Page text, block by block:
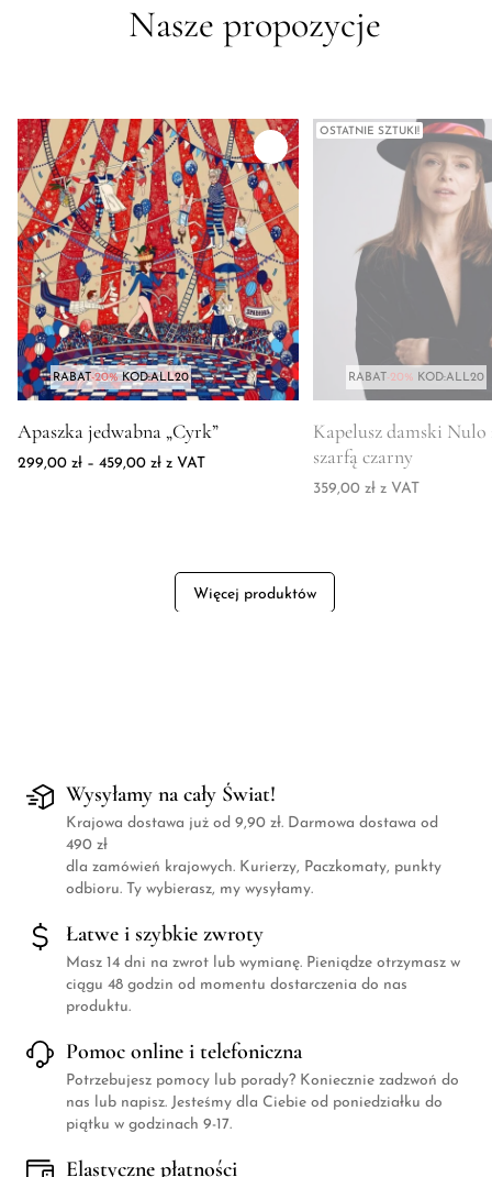
Nasze propozycje
RABAT-20%KOD:ALL20
Apaszka jedwabna „Cyrk”
299,00 zł – 459,00 złZakres cen: od 299,00 zł do 459,00 zł
z VAT
RABAT -20% KOD:ALL20
OSTATNIE SZTUKI!
Kapelusz damski Nulo
szarfą czarny
359,00 zł z VAT
Więcej produktów
Wysyłamy na cały Świat!
Krajowa dostawa już od 9,90 zł. Darmowa dostawa od
490 zł
dla zamówień krajowych. Kurierzy, Paczkomaty, punkty
odbioru. Ty wybierasz, my wysyłamy.
Łatwe i szybkie zwroty
Masz 14 dni na zwrot lub wymianę. Pieniądze otrzymasz w
ciągu 48 godzin od momentu dostarczenia do nas
produktu.
Pomoc online i telefoniczna
Potrzebujesz pomocy lub porady? Koniecznie zadzwoń do
nas lub napisz. Jesteśmy dla Ciebie od poniedziałku do
piątku w godzinach 9-17.
Elastyczne płatności